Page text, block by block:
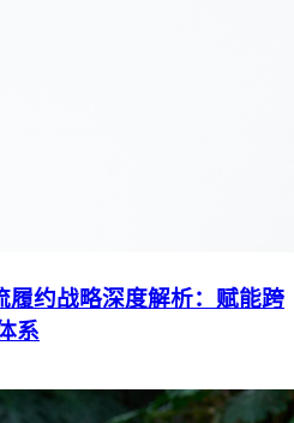
履约战略深度解析：赋能跨
系